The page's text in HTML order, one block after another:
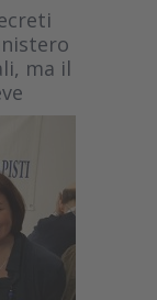
ma il